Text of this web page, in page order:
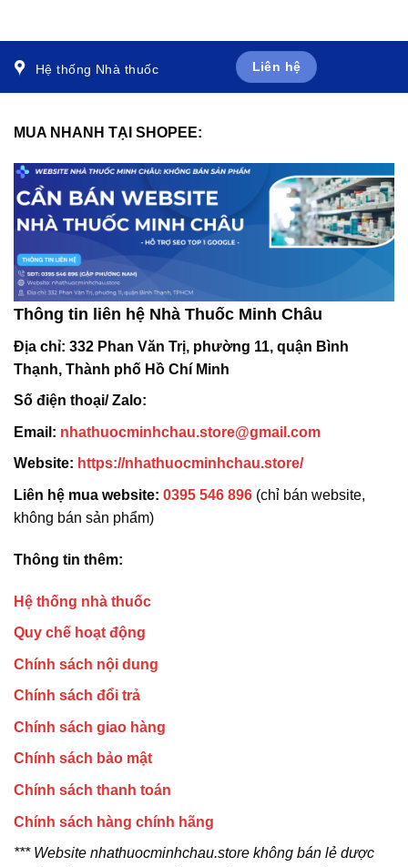
Hệ thống Nhà thuốc Liên hệ
MUA NHANH TẠI SHOPEE:
Thông tin liên hệ Nhà Thuốc Minh Châu
Địa chỉ: 332 Phan Văn Trị, phường 11, quận Bình
Thạnh, Thành phố Hồ Chí Minh
Số điện thoại/ Zalo:
Email: nhathuocminhchau.store@gmail.com
Website: https://nhathuocminhchau.store/
Liên hệ mua website: 0395 546 896 (chỉ bán website,
không bán sản phẩm)
Thông tin thêm:
Hệ thống nhà thuốc
Quy chế hoạt động
Chính sách nội dung
Chính sách đổi trả
Chính sách giao hàng
Chính sách bảo mật
Chính sách thanh toán
Chính sách hàng chính hãng
*** Website nhathuocminhchau.store không bán lẻ dược